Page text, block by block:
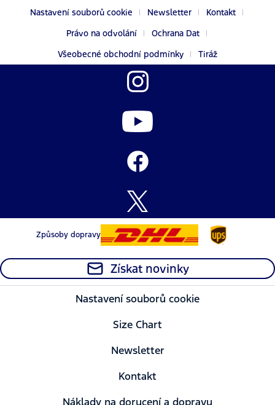
Nastavení souborů cookie Newsletter
Kontakt
Právo na odvolání
Ochrana Dat
Všeobecné obchodní podmínky
Tiráž
Způsoby dopravy
Získat novinky
Nastavení souborů cookie
Size Chart
Newsletter
Kontakt
Náklady na dorucení a dopravu